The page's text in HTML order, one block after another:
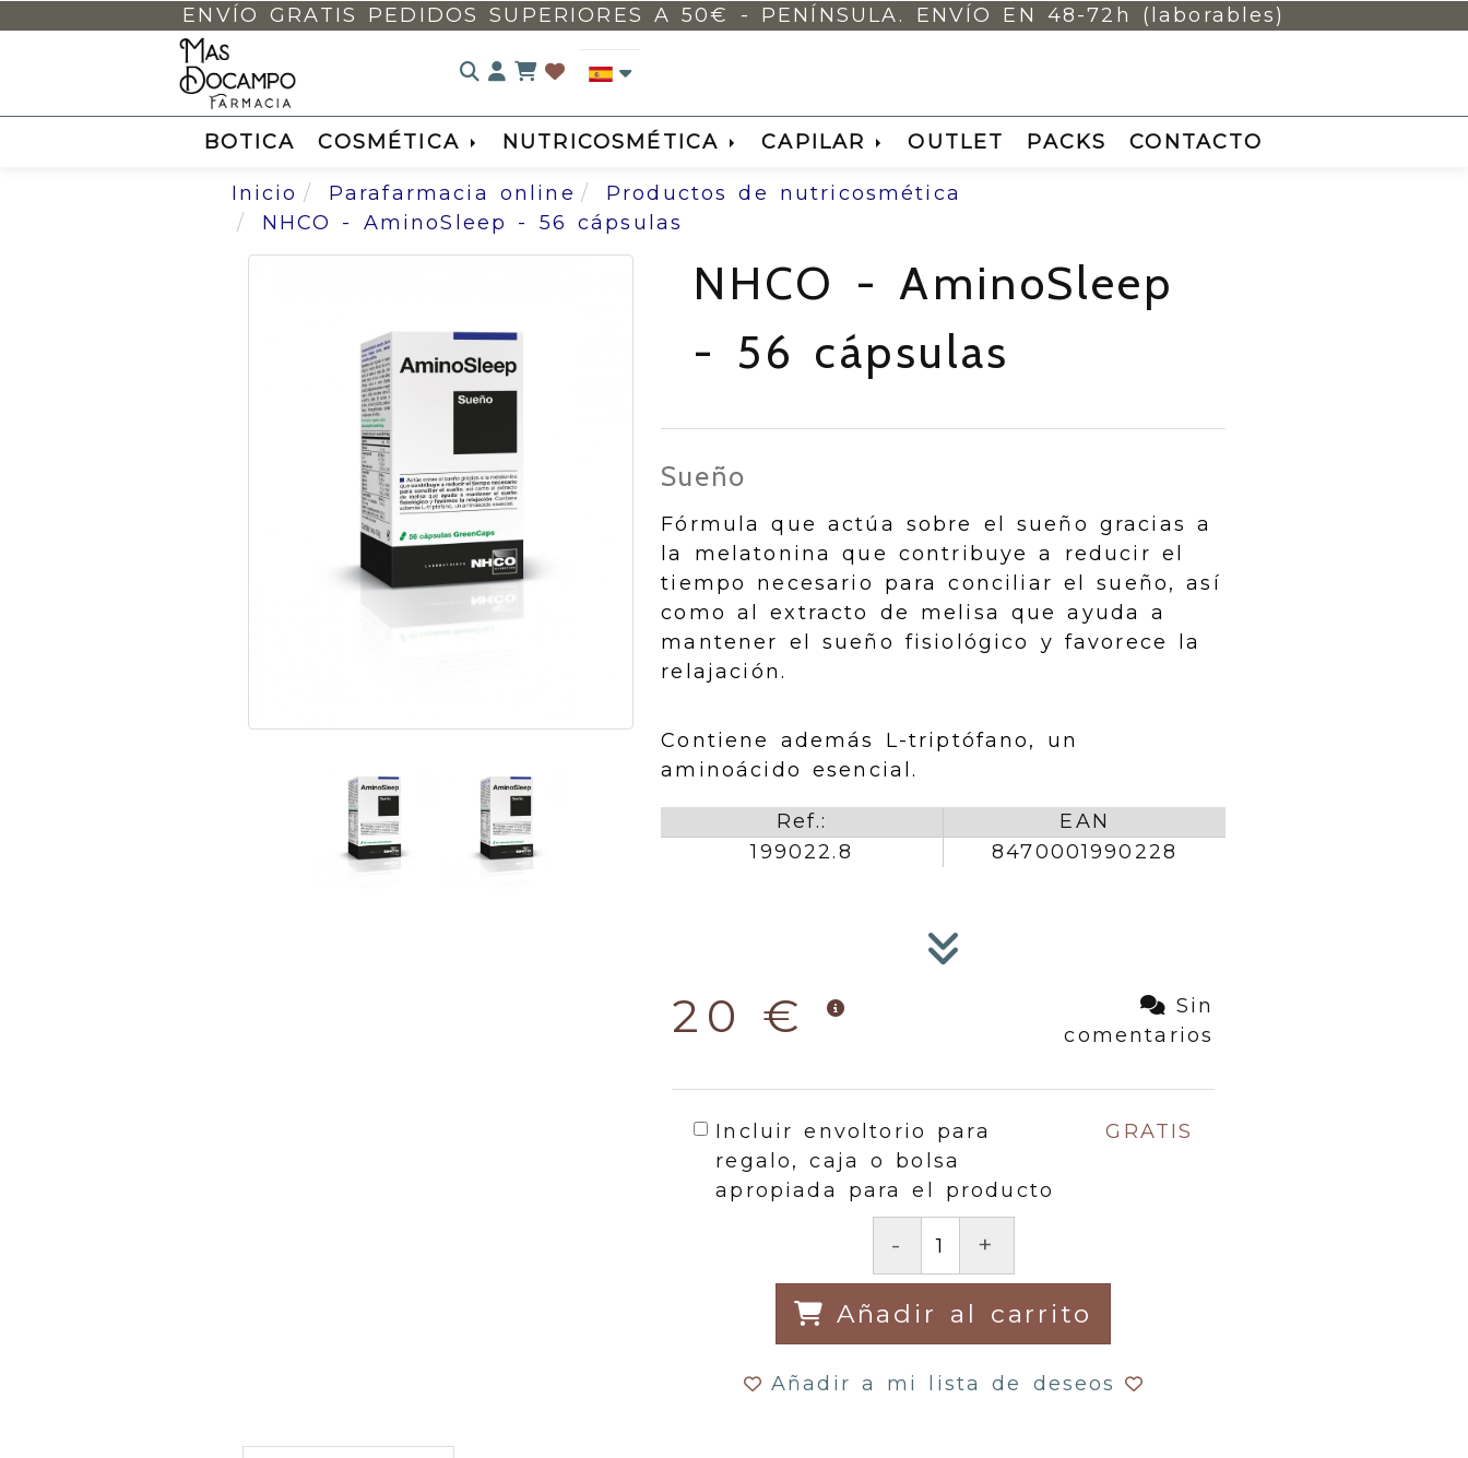
Identifícate
BOTICA COSMÉTICA NUTRICOSMÉTICA CAPILAR OUTLET PACKS CONTACTO
Inicio Parafarmacia online
Productos de nutricosmética
NHCO - AminoSleep - 56 cápsulas
NHCO - AminoSleep
- 56 cápsulas
Sueño
Fórmula que actúa sobre el sueño gracias a
la melatonina que contribuye a reducir el
tiempo necesario para conciliar el sueño, así
como al extracto de melisa que ayuda a
mantener el sueño fisiológico y favorece la
relajación.
Contiene además L-triptófano, un
aminoácido esencial.
Ref.:
199022.8
EAN
8470001990228
20 €
Sin
comentarios
Incluir envoltorio para
regalo, caja o bolsa
apropiada para el producto
GRATIS
- +
Añadir al carrito
Añadir a mi lista de deseos